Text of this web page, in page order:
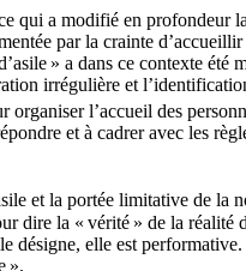
qui a modifié en profondeur
par la crainte
» a dans ce contexte été
irrégulière et
l’accueil des
et à cadrer avec les
et la portée limitative de la
dire la « vérité » de la réalité
désigne, elle est
».